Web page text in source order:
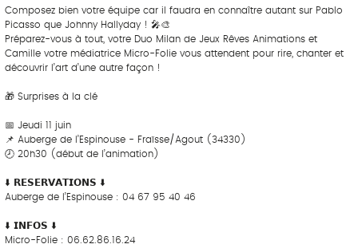
Composez bien votre équipe car il faudra en connaître autant sur Pablo
Picasso que Johnny Hallyday ! 🎤🎨
Préparez-vous à tout, votre Duo Milan de Jeux Rêves Animations et
Camille votre médiatrice Micro-Folie vous attendent pour rire, chanter et
découvrir l’art d’une autre façon !
🎁 Surprises à la clé
📅 Jeudi 11 juin
📌 Auberge de l’Espinouse - Fraïsse/Agout (34330)
🕗 20h30 (début de l’animation)
⬇️ 𝗥𝗘𝗦𝗘𝗥𝗩𝗔𝗧𝗜𝗢𝗡𝗦 ⬇️
Auberge de l’Espinouse : 04 67 95 40 46
⬇️ 𝗜𝗡𝗙𝗢𝗦 ⬇️
Micro-Folie : 06.62.86.16.24